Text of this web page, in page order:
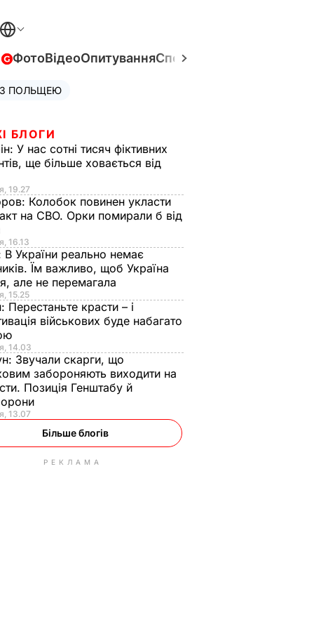
ФотоВідеоОпитуванняСпецпроєкти
ПОЛЬЩЕЮ
БЛОГИ
У нас сотні тисяч фіктивних
ще більше ховається від
19.27
Колобок повинен укласти
на СВО. Орки помирали б від
16.13
В України реально немає
Їм важливо, щоб Україна
але не перемагала
15.25
Перестаньте красти – і
військових буде набагато
14.03
Звучали скарги, що
забороняють виходити на
Позиція Генштабу й
13.07
Більше блогів
РЕКЛАМА